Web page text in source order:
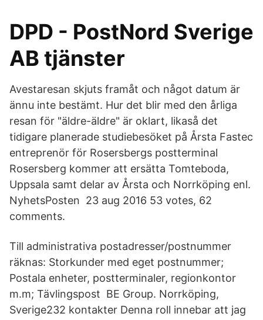
DPD - PostNord Sverige
AB tjänster
Avestaresan skjuts framåt och något datum är
ännu inte bestämt. Hur det blir med den årliga
resan för "äldre-äldre" är oklart, likaså det
tidigare planerade studiebesöket på Årsta Fastec
entreprenör för Rosersbergs postterminal
Rosersberg kommer att ersätta Tomteboda,
Uppsala samt delar av Årsta och Norrköping enl.
NyhetsPosten 23 aug 2016 53 votes, 62
comments.
Till administrativa postadresser/postnummer
räknas: Storkunder med eget postnummer;
Postala enheter, postterminaler, regionkontor
m.m; Tävlingspost BE Group. Norrköping,
Sverige232 kontakter Denna roll innebar att jag